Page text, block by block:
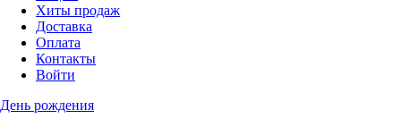
Хиты продаж
Доставка
Оплата
Контакты
Войти
День рождения